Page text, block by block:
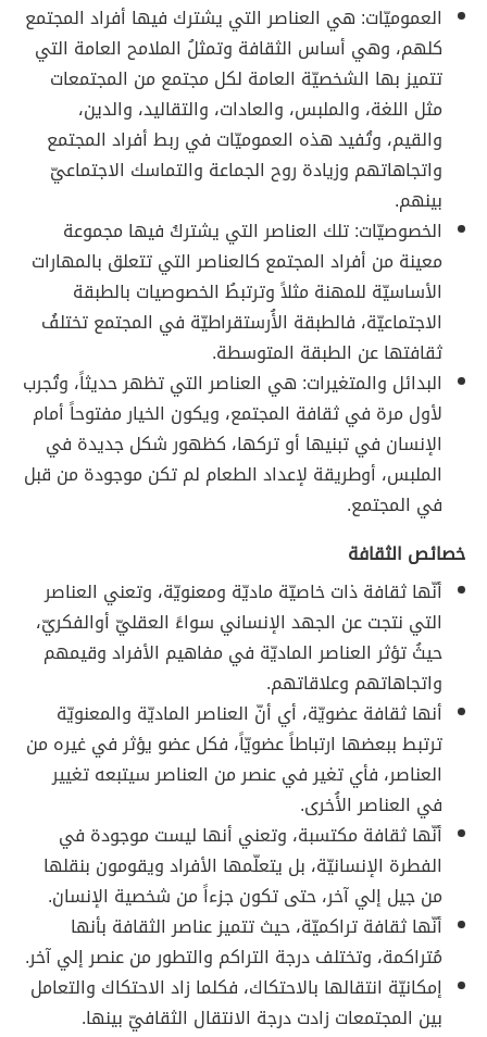
العموميّات: هي العناصر التي يشترك فيها أفراد المجتمع
كلهم، وهي أساس الثقافة وتمثلُ الملامح العامة التي
تتميز بها الشخصيّة العامة لكل مجتمع من المجتمعات
مثل اللغة، والملبس، والعادات، والتقاليد، والدين،
والقيم، وتُفيد هذه العموميّات في ربط أفراد المجتمع
واتجاهاتهم وزيادة روح الجماعة والتماسك الاجتماعيّ
بينهم.
الخصوصيّات: تلك العناصر التي يشتركُ فيها مجموعة
معينة من أفراد المجتمع كالعناصر التي تتعلق بالمهارات
الأساسيّة للمهنة مثلاً وترتبطُ الخصوصيات بالطبقة
الاجتماعيّة، فالطبقة الأُرستقراطيّة في المجتمع تختلفُ
ثقافتها عن الطبقة المتوسطة.
البدائل والمتغيرات: هي العناصر التي تظهر حديثاً، وتُجرب
لأول مرة في ثقافة المجتمع، ويكون الخيار مفتوحاً أمام
الإنسان في تبنيها أو تركها، كظهور شكل جديدة في
الملبس، أوطريقة لإعداد الطعام لم تكن موجودة من قبل
في المجتمع.
خصائص الثقافة
أنّها ثقافة ذات خاصيّة ماديّة ومعنويّة، وتعني العناصر
التي نتجت عن الجهد الإنساني سواءً العقليّ أوالفكريّ،
حيثُ تؤثر العناصر الماديّة في مفاهيم الأفراد وقيمهم
واتجاهاتهم وعلاقاتهم.
أنها ثقافة عضويّة، أي أنّ العناصر الماديّة والمعنويّة
ترتبط ببعضها ارتباطاً عضويّاً، فكل عضو يؤثر في غيره من
العناصر، فأي تغير في عنصر من العناصر سيتبعه تغيير
في العناصر الأُخرى.
أنّها ثقافة مكتسبة، وتعني أنها ليست موجودة في
الفطرة الإنسانيّة، بل يتعلّمها الأفراد ويقومون بنقلها
من جيل إلي آخر، حتى تكون جزءاً من شخصية الإنسان.
أنّها ثقافة تراكميّة، حيث تتميز عناصر الثقافة بأنها
مُتراكمة، وتختلف درجة التراكم والتطور من عنصر إلي آخر.
إمكانيّة انتقالها بالاحتكاك، فكلما زاد الاحتكاك والتعامل
بين المجتمعات زادت درجة الانتقال الثقافيّ بينها.